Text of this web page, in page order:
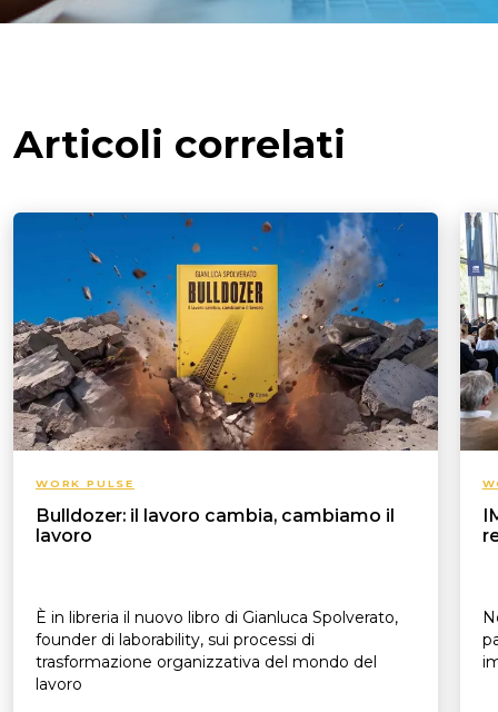
Articoli correlati
WORK PULSE
Bulldozer: il lavoro cambia, cambiamo il
lavoro
È in libreria il nuovo libro di Gianluca Spolverato,
founder di laborability, sui processi di
trasformazione organizzativa del mondo del
lavoro